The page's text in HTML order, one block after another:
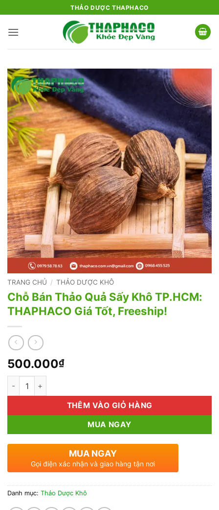
qua
nội
THẢO DƯỢC THAPHACO
TRANG CHỦ / THẢO DƯỢC KHÔ
Chỗ Bán Thảo Quả Sấy Khô TP.HCM:
THAPHACO Giá Tốt, Freeship!
500.000₫
Chỗ Bán Thảo Quả Sấy Khô TP.HCM: THAPHACO Giá Tốt,
THÊM VÀO GIỎ HÀNG
MUA NGAY
MUA NGAY
Gọi điện xác nhận và giao hàng tận nơi
Danh mục: Thảo Dược Khô